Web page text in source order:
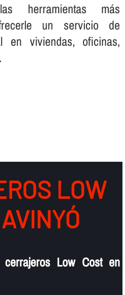
herramientas más
un servicio de
en viviendas, oficinas,
LOW
cerrajeros Low Cost en